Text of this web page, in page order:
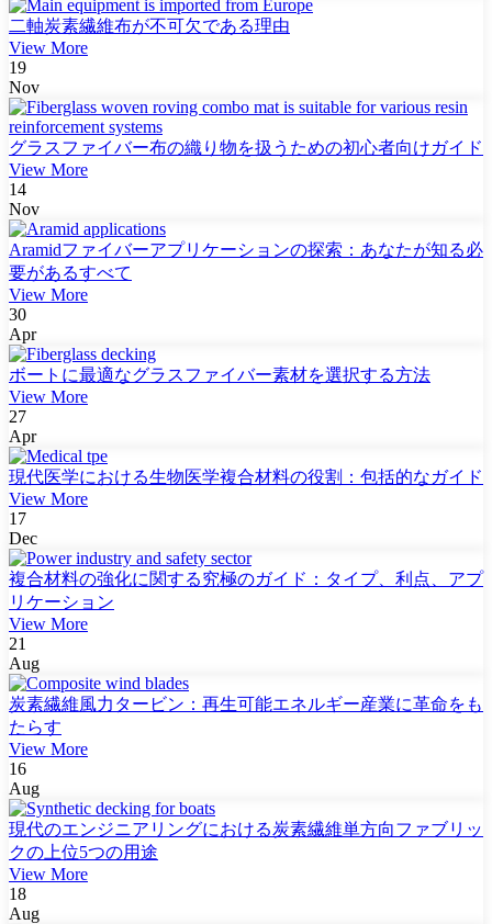
二軸炭素繊維布が不可欠である理由
View More
19
Nov
グラスファイバー布の織り物を扱うための初心者向けガイド
View More
14
Nov
Aramidファイバーアプリケーションの探索：あなたが知る必
要があるすべて
View More
30
Apr
ボートに最適なグラスファイバー素材を選択する方法
View More
27
Apr
現代医学における生物医学複合材料の役割：包括的なガイド
View More
17
Dec
複合材料の強化に関する究極のガイド：タイプ、利点、アプ
リケーション
View More
21
Aug
炭素繊維風力タービン：再生可能エネルギー産業に革命をも
たらす
View More
16
Aug
現代のエンジニアリングにおける炭素繊維単方向ファブリッ
クの上位5つの用途
View More
18
Aug